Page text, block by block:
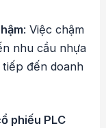
: Việc chậm
nhu cầu nhựa
đến doanh
phiếu PLC